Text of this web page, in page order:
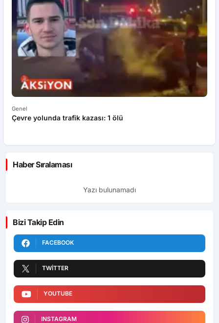
Genel
Çevre yolunda trafik kazası: 1 ölü
Haber Sıralaması
Yazı bulunamadı
Bizi Takip Edin
FACEBOOK
TWITTER
YOUTUBE
INSTAGRAM